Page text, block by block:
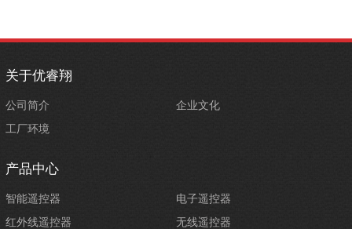
关于优睿翔
公司简介
企业文化
工厂环境
产品中心
智能遥控器
电子遥控器
红外线遥控器
无线遥控器